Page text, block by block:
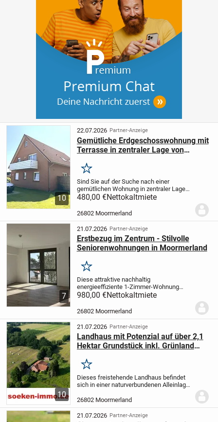
10
22.07.2026 Partner-Anzeige
Gemütliche Erdgeschosswohnung mit
Terrasse in zentraler Lage von
Merken
Sind Sie auf der Suche nach einer
gemütlichen Wohnung in zentraler Lage
von Moormerland? Dann könnte diese
Erdgeschosswohnung in Warsingsfehn
genau das Richtige für Sie sein.
m² Wohnfläche...
480,00 €Nettokaltmiete
26802 Moormerland
7
21.07.2026 Partner-Anzeige
Erstbezug im Zentrum - Stilvolle
Seniorenwohnungen in Moormerland
Merken
Diese attraktive nachhaltig
energieeffiziente 1-Zimmer-Wohnung
befindet sich im ersten Stock des
neugebauten Gesundheidshuus im
Herzen von Warsingsfehn.
Gesundheidshuus verbindet den
Anspruch nach...
980,00 €Nettokaltmiete
26802 Moormerland
10
21.07.2026 Partner-Anzeige
Landhaus mit Potenzial auf über 2,1
Hektar Grundstück inkl. Grünland
Merken
Dieses freistehende Landhaus befindet
sich in einer naturverbundenen Alleinlage
über 2,1 Hektar großen Grundstück ein
außergewöhnliches Platzangebot.Da von
der...
26802 Moormerland
21.07.2026 Partner-Anzeige